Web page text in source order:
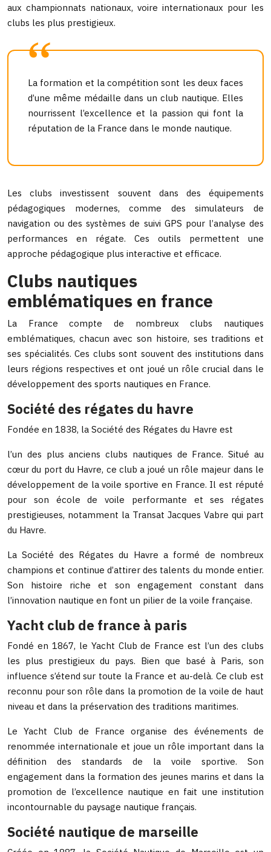
aux championnats nationaux, voire internationaux pour les
clubs les plus prestigieux.
La formation et la compétition sont les deux faces
d’une même médaille dans un club nautique. Elles
nourrissent l’excellence et la passion qui font la
réputation de la France dans le monde nautique.
Les clubs investissent souvent dans des équipements
pédagogiques modernes, comme des simulateurs de
navigation ou des systèmes de suivi GPS pour l’analyse des
performances en régate. Ces outils permettent une
approche pédagogique plus interactive et efficace.
Clubs nautiques
emblématiques en france
La France compte de nombreux clubs nautiques
emblématiques, chacun avec son histoire, ses traditions et
ses spécialités. Ces clubs sont souvent des institutions dans
leurs régions respectives et ont joué un rôle crucial dans le
développement des sports nautiques en France.
Société des régates du havre
Fondée en 1838, la Société des Régates du Havre est
l’un des plus anciens clubs nautiques de France. Situé au
cœur du port du Havre, ce club a joué un rôle majeur dans le
développement de la voile sportive en France. Il est réputé
pour son école de voile performante et ses régates
prestigieuses, notamment la Transat Jacques Vabre qui part
du Havre.
La Société des Régates du Havre a formé de nombreux
champions et continue d’attirer des talents du monde entier.
Son histoire riche et son engagement constant dans
l’innovation nautique en font un pilier de la voile française.
Yacht club de france à paris
Fondé en 1867, le Yacht Club de France est l’un des clubs
les plus prestigieux du pays. Bien que basé à Paris, son
influence s’étend sur toute la France et au-delà. Ce club est
reconnu pour son rôle dans la promotion de la voile de haut
niveau et dans la préservation des traditions maritimes.
Le Yacht Club de France organise des événements de
renommée internationale et joue un rôle important dans la
définition des standards de la voile sportive. Son
engagement dans la formation des jeunes marins et dans la
promotion de l’excellence nautique en fait une institution
incontournable du paysage nautique français.
Société nautique de marseille